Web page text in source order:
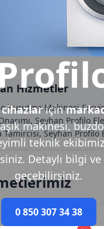
için
makinesi,
teknik
Detaylı bilgi
geçebilirsiniz.
0 850 307 34 38
Hizmetler
Makinesi
Seyhan Profilo
Tamircisi, Seyhan